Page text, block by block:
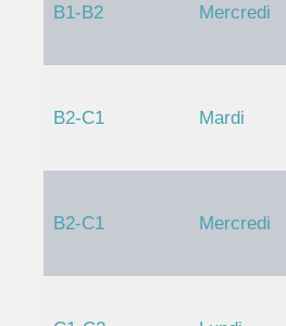
B1-B2 Mercredi
B2-C1 Mardi
B2-C1 Mercredi